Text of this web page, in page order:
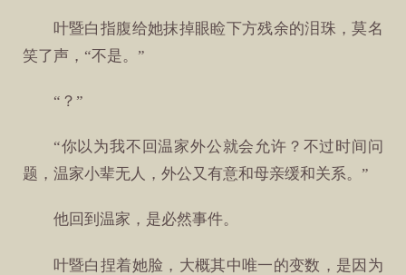
叶暨白指腹给她抹掉眼睑下方残余的泪珠，莫名
笑了声，“不是。”
“？”
“你以为我不回温家外公就会允许？不过时间问
题，温家小辈无人，外公又有意和母亲缓和关系。”
他回到温家，是必然事件。
叶暨白捏着她脸，大概其中唯一的变数，是因为